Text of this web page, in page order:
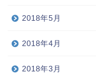
2018年5月
2018年4月
2018年3月